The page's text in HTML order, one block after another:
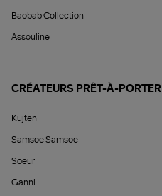
Baobab Collection
Assouline
CRÉATEURS PRÊT-À-PORTER
Kujten
Samsoe Samsoe
Soeur
Ganni